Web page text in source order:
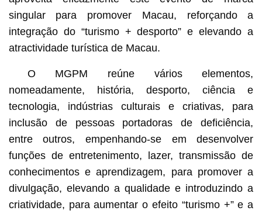
singular para promover Macau, reforçando a
integração do “turismo + desporto” e elevando a
atractividade turística de Macau.
O MGPM reúne vários elementos,
nomeadamente, história, desporto, ciência e
tecnologia, indústrias culturais e criativas, para
inclusão de pessoas portadoras de deficiência,
entre outros, empenhando-se em desenvolver
funções de entretenimento, lazer, transmissão de
conhecimentos e aprendizagem, para promover a
divulgação, elevando a qualidade e introduzindo a
criatividade, para aumentar o efeito “turismo +” e a